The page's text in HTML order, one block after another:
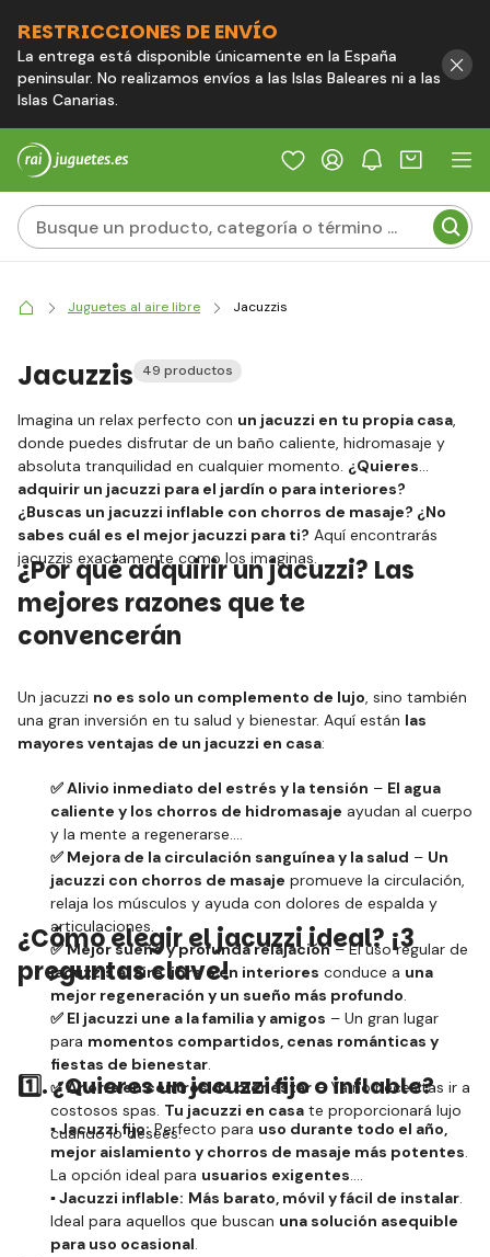
RESTRICCIONES DE ENVÍO
La entrega está disponible únicamente en la España
peninsular. No realizamos envíos a las Islas Baleares ni a las
Islas Canarias.
Juguetes al aire libre Jacuzzis
Jacuzzis 49 productos
Imagina un relax perfecto con un jacuzzi en tu propia casa,
donde puedes disfrutar de un baño caliente, hidromasaje y
absoluta tranquilidad en cualquier momento. ¿Quieres
adquirir un jacuzzi para el jardín o para interiores?
¿Buscas un jacuzzi inflable con chorros de masaje? ¿No
sabes cuál es el mejor jacuzzi para ti? Aquí encontrarás
jacuzzis exactamente como los imaginas.
¿Por qué adquirir un jacuzzi? Las
mejores razones que te
convencerán
Un jacuzzi no es solo un complemento de lujo, sino también
una gran inversión en tu salud y bienestar. Aquí están las
mayores ventajas de un jacuzzi en casa:
✅ Alivio inmediato del estrés y la tensión – El agua
caliente y los chorros de hidromasaje ayudan al cuerpo
y la mente a regenerarse.
✅ Mejora de la circulación sanguínea y la salud – Un
jacuzzi con chorros de masaje promueve la circulación,
relaja los músculos y ayuda con dolores de espalda y
articulaciones.
✅ Mejor sueño y profunda relajación– El uso regular de
jacuzzis al aire libre o en interiores conduce a una
mejor regeneración y un sueño más profundo.
✅ El jacuzzi une a la familia y amigos – Un gran lugar
para momentos compartidos, cenas románticas y
fiestas de bienestar.
✅ Ahorra en centros de bienestar– Ya no necesitas ir a
costosos spas. Tu jacuzzi en casa te proporcionará lujo
cuando lo desees.
¿Cómo elegir el jacuzzi ideal? ¡3
preguntas clave!
1️⃣. ¿Quieres un jacuzzi fijo o inflable?
▪️ Jacuzzi fijo:Perfecto para uso durante todo el año,
mejor aislamiento y chorros de masaje más potentes.
La opción ideal para usuarios exigentes.
▪️ Jacuzzi inflable: Más barato, móvil y fácil de instalar.
Ideal para aquellos que buscan una solución asequible
para uso ocasional.